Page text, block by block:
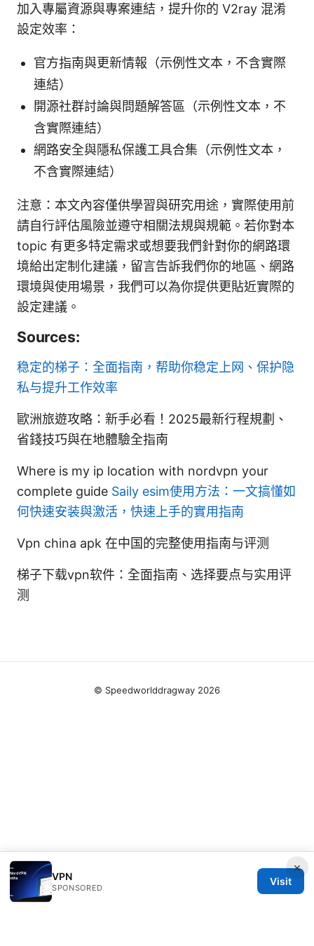
加入專屬資源與專案連結，提升你的 V2ray 混淆
設定效率：
官方指南與更新情報（示例性文本，不含實際
連結）
開源社群討論與問題解答區（示例性文本，不
含實際連結）
網路安全與隱私保護工具合集（示例性文本，
不含實際連結）
注意：本文內容僅供學習與研究用途，實際使用前
請自行評估風險並遵守相關法規與規範。若你對本
topic 有更多特定需求或想要我們針對你的網路環
境給出定制化建議，留言告訴我們你的地區、網路
環境與使用場景，我們可以為你提供更貼近實際的
設定建議。
Sources:
稳定的梯子：全面指南，帮助你稳定上网、保护隐
私与提升工作效率
歐洲旅遊攻略：新手必看！2025最新行程規劃、
省錢技巧與在地體驗全指南
Where is my ip location with nordvpn your
complete guide Saily esim使用方法：一文搞懂如
何快速安装與激活，快速上手的實用指南
Vpn china apk 在中国的完整使用指南与评测
梯子下载vpn软件：全面指南、选择要点与实用评
测
×
VPN
SPONSORED
Visit
© Speedworlddragway 2026